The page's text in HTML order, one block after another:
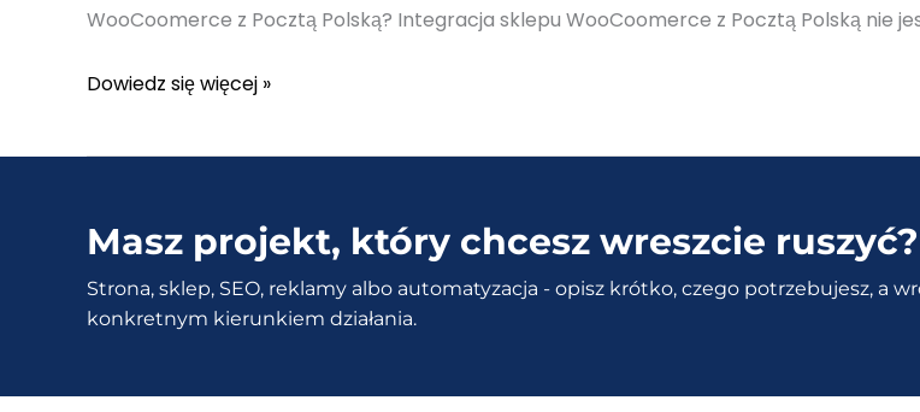
WooCoomerce z Pocztą Polską? Integracja sklepu WooCoomerce z Pocztą Polską nie
WooCoomerce
Polska
Jak
zintegrować
sklep
z
Polską?
Dowiedz się więcej »
Masz projekt, który chcesz wreszcie ruszyć?
Strona, sklep, SEO, reklamy albo automatyzacja - opisz krótko, czego potrzebujesz, a
konkretnym kierunkiem działania.